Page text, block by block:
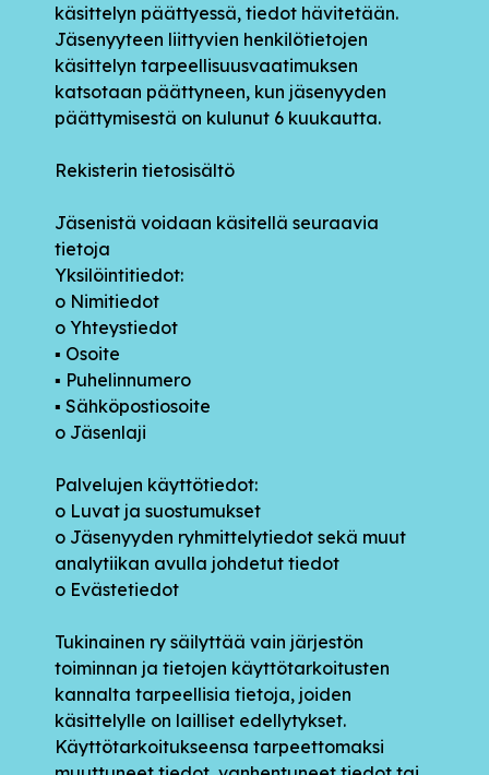
käsittelyn päättyessä, tiedot hävitetään.
Jäsenyyteen liittyvien henkilötietojen
käsittelyn tarpeellisuusvaatimuksen
katsotaan päättyneen, kun jäsenyyden
päättymisestä on kulunut 6 kuukautta.
Rekisterin tietosisältö
Jäsenistä voidaan käsitellä seuraavia
tietoja
Yksilöintitiedot:
o Nimitiedot
o Yhteystiedot
▪ Osoite
▪ Puhelinnumero
▪ Sähköpostiosoite
o Jäsenlaji
Palvelujen käyttötiedot:
o Luvat ja suostumukset
o Jäsenyyden ryhmittelytiedot sekä muut
analytiikan avulla johdetut tiedot
o Evästetiedot
Tukinainen ry säilyttää vain järjestön
toiminnan ja tietojen käyttötarkoitusten
kannalta tarpeellisia tietoja, joiden
käsittelylle on lailliset edellytykset.
Käyttötarkoitukseensa tarpeettomaksi